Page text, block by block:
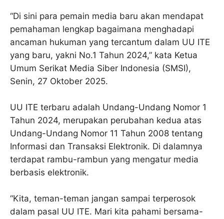
“Di sini para pemain media baru akan mendapat
pemahaman lengkap bagaimana menghadapi
ancaman hukuman yang tercantum dalam UU ITE
yang baru, yakni No.1 Tahun 2024,” kata Ketua
Umum Serikat Media Siber Indonesia (SMSI),
Senin, 27 Oktober 2025.
UU ITE terbaru adalah Undang-Undang Nomor 1
Tahun 2024, merupakan perubahan kedua atas
Undang-Undang Nomor 11 Tahun 2008 tentang
Informasi dan Transaksi Elektronik. Di dalamnya
terdapat rambu-rambun yang mengatur media
berbasis elektronik.
“Kita, teman-teman jangan sampai terperosok
dalam pasal UU ITE. Mari kita pahami bersama-